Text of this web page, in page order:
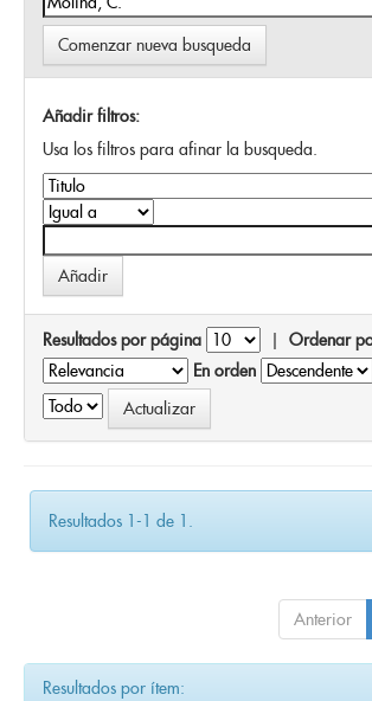
Comenzar nueva busqueda
Añadir filtros:
Usa los filtros para afinar la busqueda.
Resultados por página | Ordenar
En orden
Resultados 1-1 de 1.
Anterior
Resultados por ítem: